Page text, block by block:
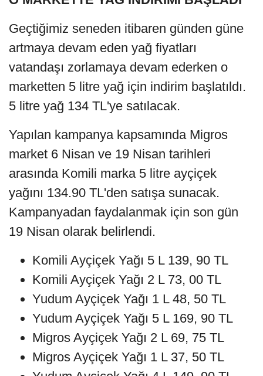
Geçtiğimiz seneden itibaren günden güne
artmaya devam eden yağ fiyatları
vatandaşı zorlamaya devam ederken o
marketten 5 litre yağ için indirim başlatıldı.
5 litre yağ 134 TL'ye satılacak.
Yapılan kampanya kapsamında Migros
market 6 Nisan ve 19 Nisan tarihleri
arasında Komili marka 5 litre ayçiçek
yağını 134.90 TL'den satışa sunacak.
Kampanyadan faydalanmak için son gün
19 Nisan olarak belirlendi.
Komili Ayçiçek Yağı 5 L 139, 90 TL
Komili Ayçiçek Yağı 2 L 73, 00 TL
Yudum Ayçiçek Yağı 1 L 48, 50 TL
Yudum Ayçiçek Yağı 5 L 169, 90 TL
Migros Ayçiçek Yağı 2 L 69, 75 TL
Migros Ayçiçek Yağı 1 L 37, 50 TL